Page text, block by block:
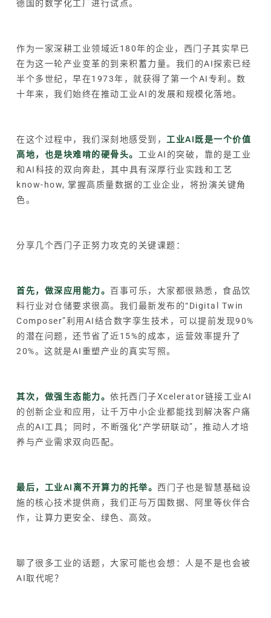
德国的数字化工厂进行试点。
作为一家深耕工业领域近180年的企业，西门子其实早已
在为这一轮产业变革的到来积蓄力量。我们的AI探索已经
半个多世纪，早在1973年，就获得了第一个AI专利。数
十年来，我们始终在推动工业AI的发展和规模化落地。
在这个过程中，我们深刻地感受到， 工业AI既是一个价值
高地，也是块难啃的硬骨头。 工业AI的突破，靠的是工业
和AI科技的双向奔赴，其中具有深厚行业实践和工艺
know-how, 掌握高质量数据的工业企业，将扮演关键角
色。
分享几个西门子正努力攻克的关键课题：
首先，做深应用能力。 百事可乐，大家都很熟悉，食品饮
料行业对仓储要求很高。我们最新发布的“Digital Twin
Composer”利用AI结合数字孪生技术，可以提前发现90%
的潜在问题，还节省了近15%的成本，运营效率提升了
20%。这就是AI重塑产业的真实写照。
其次，做强生态能力。 依托西门子Xcelerator链接工业AI
的创新企业和应用，让千万中小企业都能找到解决客户痛
点的AI工具；同时，不断强化“产学研联动”，推动人才培
养与产业需求双向匹配。
最后，工业AI离不开算力的托举。 西门子也是智慧基础设
施的核心技术提供商，我们正与万国数据、阿里等伙伴合
作，让算力更安全、绿色、高效。
聊了很多工业的话题，大家可能也会想：人是不是也会被
AI取代呢？